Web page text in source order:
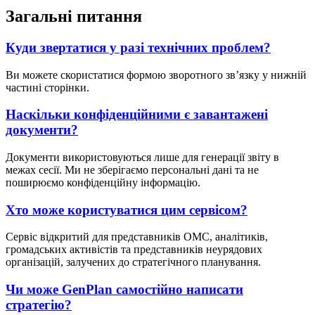
Загальні питання
Куди звертатися у разі технічних проблем?
Ви можете скористатися формою зворотного зв’язку у нижній
частині сторінки.
Наскільки конфіденційними є завантажені
документи?
Документи використовуються лише для генерації звіту в
межах сесії. Ми не зберігаємо персональні дані та не
поширюємо конфіденційну інформацію.
Хто може користуватися цим сервісом?
Сервіс відкритий для представників ОМС, аналітиків,
громадських активістів та представників неурядових
організацій, залучених до стратегічного планування.
Чи може GenPlan самостійно написати
стратегію?